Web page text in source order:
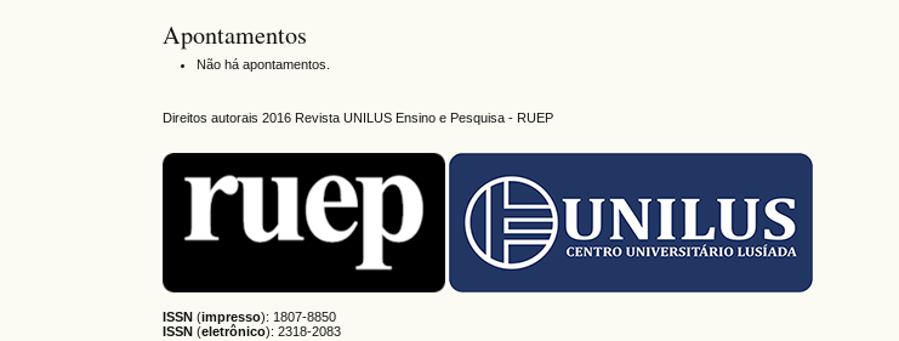
Apontamentos
Não há apontamentos.
Direitos autorais 2016 Revista UNILUS Ensino e Pesquisa - RUEP
ISSN (impresso): 1807-8850
ISSN (eletrônico):2318-2083